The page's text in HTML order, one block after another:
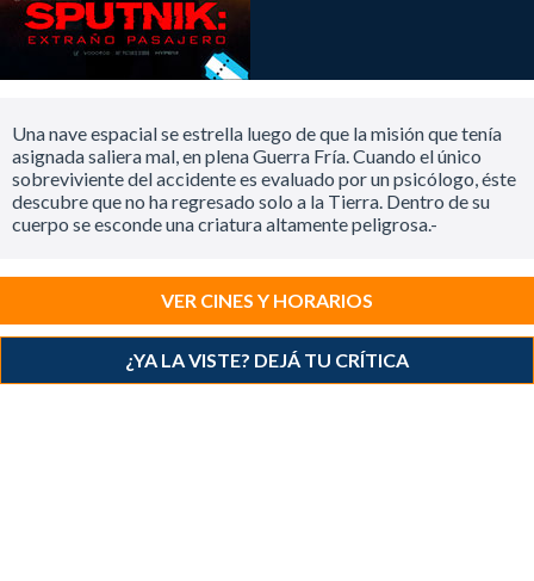
Una nave espacial se estrella luego de que la misión que tenía
asignada saliera mal, en plena Guerra Fría. Cuando el único
sobreviviente del accidente es evaluado por un psicólogo, éste
descubre que no ha regresado solo a la Tierra. Dentro de su
cuerpo se esconde una criatura altamente peligrosa.-
VER CINES Y HORARIOS
¿YA LA VISTE? DEJÁ TU CRÍTICA